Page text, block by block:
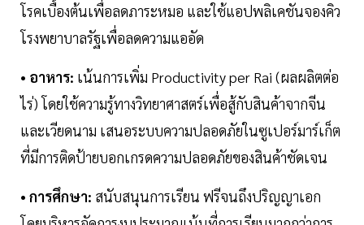
โรคเบื้องต้นเพื่อลดภาระหมอ และใช้แอปพลิเคชันจองคิว
โรงพยาบาลรัฐเพื่อลดความแออัด
• อาหาร: เน้นการเพิ่ม Productivity per Rai (ผลผลิตต่อ
ไร่) โดยใช้ความรู้ทางวิทยาศาสตร์เพื่อสู้กับสินค้าจากจีน
และเวียดนาม เสนอระบบความปลอดภัยในซูเปอร์มาร์เก็ต
ที่มีการติดป้ายบอกเกรดความปลอดภัยของสินค้าชัดเจน
• การศึกษา: สนับสนุนการเรียน ฟรีจนถึงปริญญาเอก